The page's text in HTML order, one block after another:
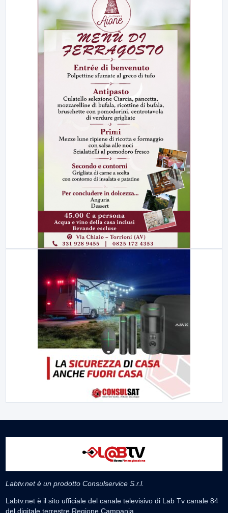
Labtv.net è un prodotto Consulservice S.r.l.
Labtv.net è il sito ufficiale del canale televisivo di Lab Tv canale 84
del digitale terrestre Regione Campania